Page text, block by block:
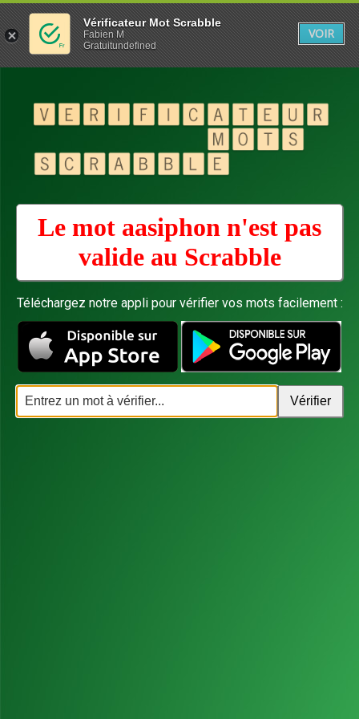
Le mot aasiphon n'est pas
valide au Scrabble
Téléchargez notre appli pour vérifier vos mots facilement :
Vérificateur Mot Scrabble
Fabien M
Gratuitundefined
VOIR